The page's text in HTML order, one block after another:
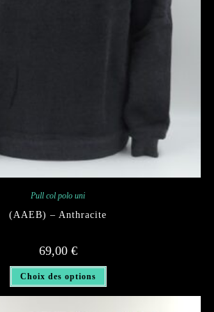
Pull col polo uni
(AAEB) – Anthracite
69,00 €
Choix des options
Ce
a
plusieurs